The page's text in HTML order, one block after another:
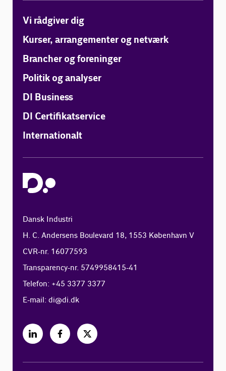
Vi rådgiver dig
Kurser, arrangementer og netværk
Brancher og foreninger
Politik og analyser
DI Business
DI Certifikatservice
Internationalt
Dansk Industri
H. C. Andersens Boulevard 18, 1553 København V
CVR-nr. 16077593
Transparency-nr. 5749958415-41
Telefon: +45 3377 3377
E-mail:di@di.dk